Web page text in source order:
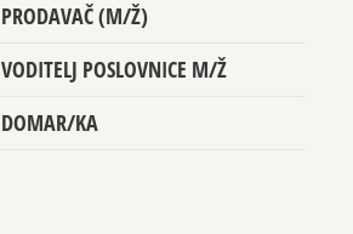
PRODAVAČ (M/Ž)
VODITELJ POSLOVNICE M/Ž
DOMAR/KA